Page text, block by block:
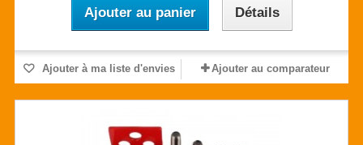
Ajouter au panier Détails
Ajouter à ma liste d'envies Ajouter au comparateur